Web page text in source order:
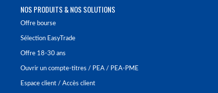
NOS PRODUITS & NOS SOLUTIONS
Offre bourse
Sélection EasyTrade
Offre 18-30 ans
Ouvrir un compte-titres / PEA / PEA-PME
Espace client / Accès client